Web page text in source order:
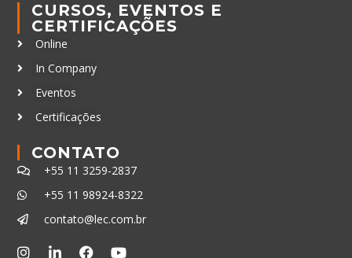
CURSOS, EVENTOS E
CERTIFICAÇÕES
Online
In Company
Eventos
Certificações
CONTATO
+55 11 3259-2837
+55 11 98924-8322
contato@lec.com.br